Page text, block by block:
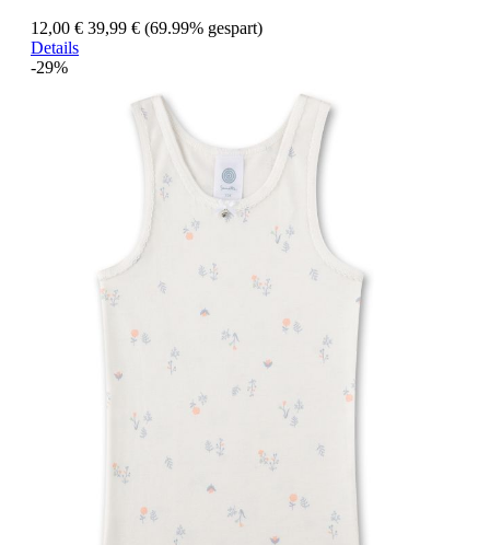
12,00 € 39,99 € (69.99% gespart)
Details
-29%